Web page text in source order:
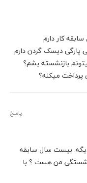
بازنشسته بشم؟
سال دیگه. بیست سال سابقه
من هست ؟ با
پاسخ